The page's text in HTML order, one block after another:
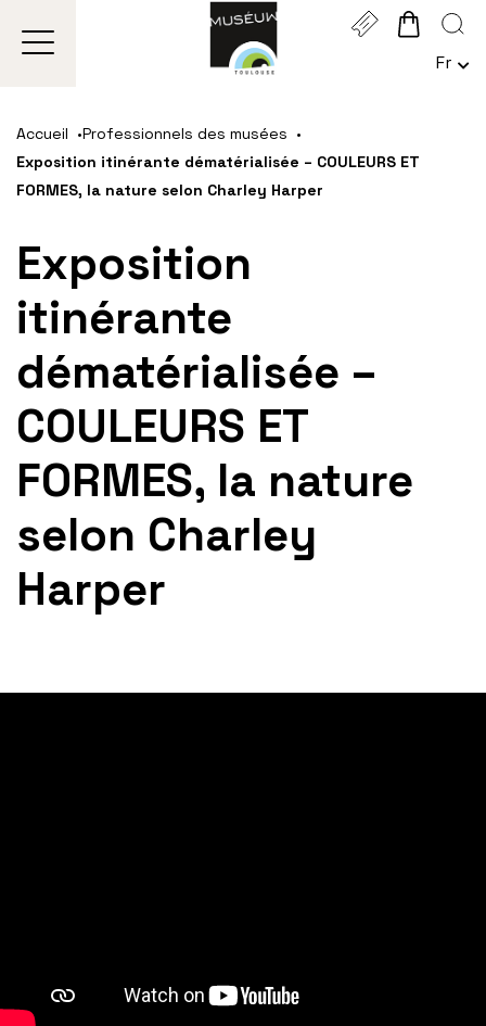
Gestion de vos préférences sur les cookies
contenu
principal
la
navigation
la
recherche
de
Fr
Accueil
Professionnels des musées
Exposition itinérante dématérialisée – COULEURS ET
FORMES, la nature selon Charley Harper
Exposition
itinérante
dématérialisée –
COULEURS ET
FORMES, la nature
selon Charley
Harper